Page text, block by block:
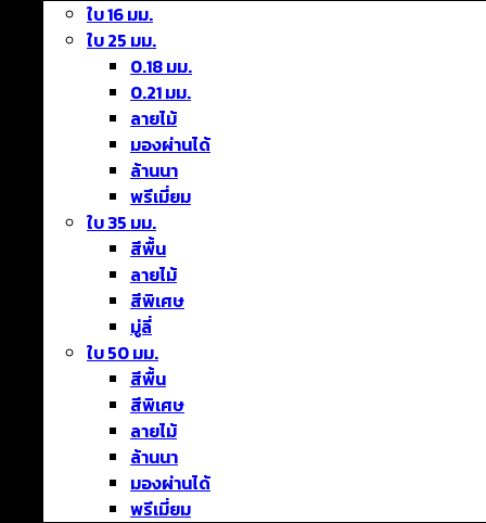
ใบ 16 มม.
ใบ 25 มม.
0.18 มม.
0.21 มม.
ลายไม้
มองผ่านได้
ล้านนา
พรีเมี่ยม
ใบ 35 มม.
สีพื้น
ลายไม้
สีพิเศษ
มู่ลี่
ใบ 50 มม.
สีพื้น
สีพิเศษ
ลายไม้
ล้านนา
มองผ่านได้
พรีเมี่ยม